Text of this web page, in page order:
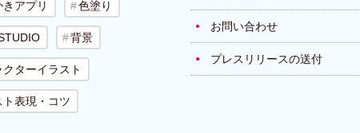
アプリ 色塗り
背景
ターイラスト
ト表現・コツ
お問い合わせ
プレスリリースの送付